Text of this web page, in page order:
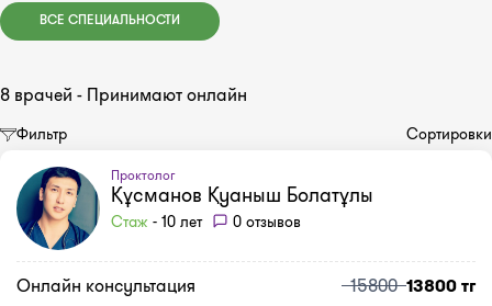
ВСЕ СПЕЦИАЛЬНОСТИ
8 врачей - Принимают онлайн
Фильтр Сортировки
Проктолог
Құсманов Қуаныш Болатұлы
Стаж - 10 лет 0 отзывов
Онлайн консультация 1580013800 тг